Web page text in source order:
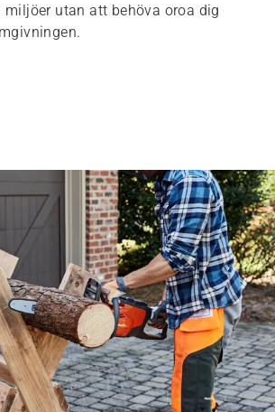
miljöer utan att behöva oroa dig